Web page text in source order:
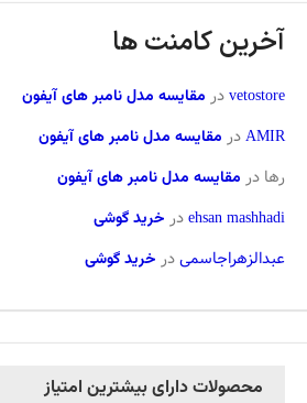
آخرین کامنت ها
vetostoreدر مقایسه مدل نامبر های آیفون
AMIRدر مقایسه مدل نامبر های آیفون
رها در مقایسه مدل نامبر های آیفون
ehsan mashhadiدر خرید گوشی
عبدالزهراجاسمیدر خرید گوشی
محصولات دارای بیشترین امتیاز